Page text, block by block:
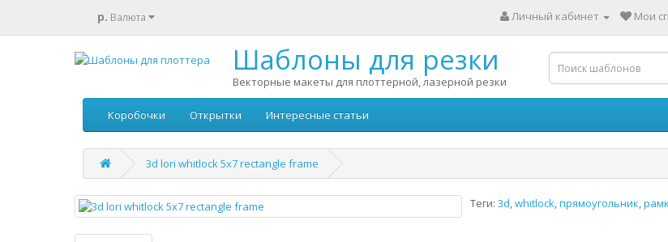
р. Валюта Личный кабинет Мои
Шаблоны для резки
Векторные макеты для плоттерной, лазерной резки
Коробочки Открытки Интересные статьи
3d lori whitlock 5x7 rectangle frame
Теги: 3d,whitlock,прямоугольник,